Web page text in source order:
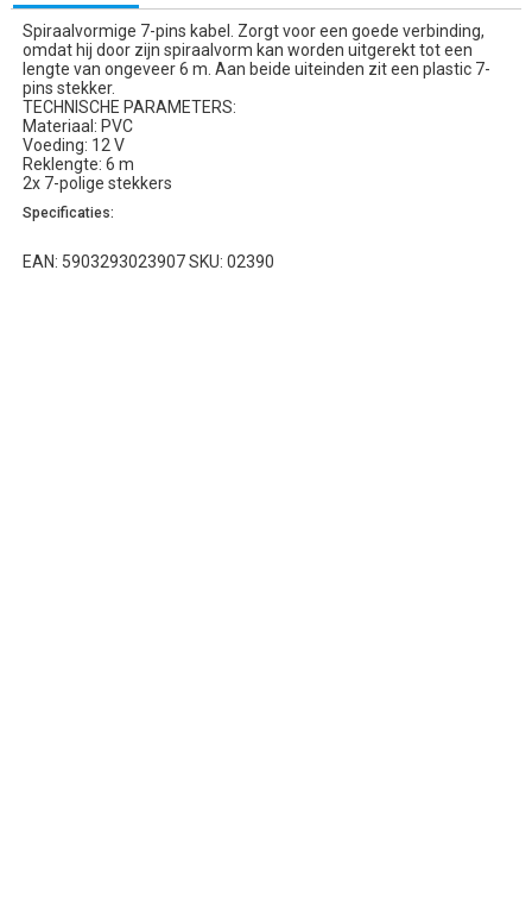
Spiraalvormige 7-pins kabel. Zorgt voor een goede verbinding,
omdat hij door zijn spiraalvorm kan worden uitgerekt tot een
lengte van ongeveer 6 m. Aan beide uiteinden zit een plastic 7-
pins stekker.
TECHNISCHE PARAMETERS:
Materiaal: PVC
Voeding: 12 V
Reklengte: 6 m
2x 7-polige stekkers
Specificaties:
EAN: 5903293023907 SKU: 02390